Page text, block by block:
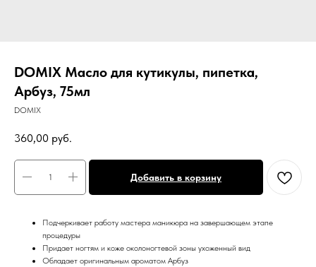
DOMIX Масло для кутикулы, пипетка,
Арбуз, 75мл
DOMIX
360,00 руб.
Добавить в корзину
Подчеркивает работу мастера маникюра на завершающем этапе
процедуры
Придает ногтям и коже околоногтевой зоны ухоженный вид
Обладает оригинальным ароматом Арбуз